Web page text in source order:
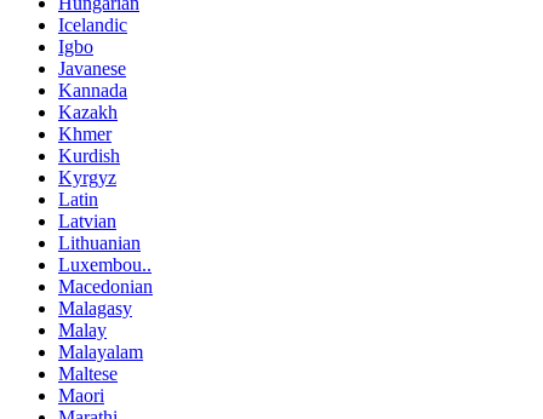
Icelandic
Igbo
Javanese
Kannada
Kazakh
Khmer
Kurdish
Kyrgyz
Latin
Latvian
Lithuanian
Luxembou..
Macedonian
Malagasy
Malay
Malayalam
Maltese
Maori